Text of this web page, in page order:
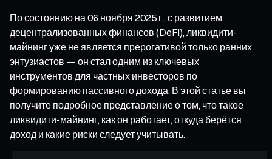
По состоянию на 06 ноября 2025 г., с развитием
децентрализованных финансов (DeFi), ликвидити-
майнинг уже не является прерогативой только ранних
энтузиастов — он стал одним из ключевых
инструментов для частных инвесторов по
формированию пассивного дохода. В этой статье вы
получите подробное представление о том, что такое
ликвидити-майнинг, как он работает, откуда берётся
доход и какие риски следует учитывать.